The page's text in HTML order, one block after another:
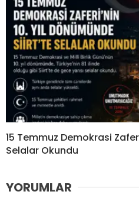
15 Temmuz Demokrasi
Selalar Okundu
YORUMLAR